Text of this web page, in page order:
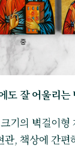
도 잘 어울리는
기의 벽걸이형
관, 책상에 간편